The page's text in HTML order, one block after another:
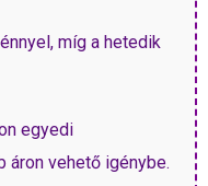
míg a hetedik
egyedi
áron vehető igénybe.